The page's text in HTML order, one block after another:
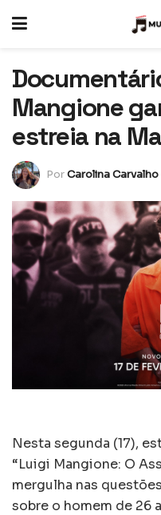
Mangione
estreia na
PorCarolina Carvalho
Nesta segunda (17),
“Luigi Mangione: O
mergulha nas
sobre o homem de 26